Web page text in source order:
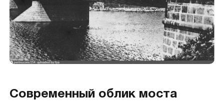
Современный облик моста